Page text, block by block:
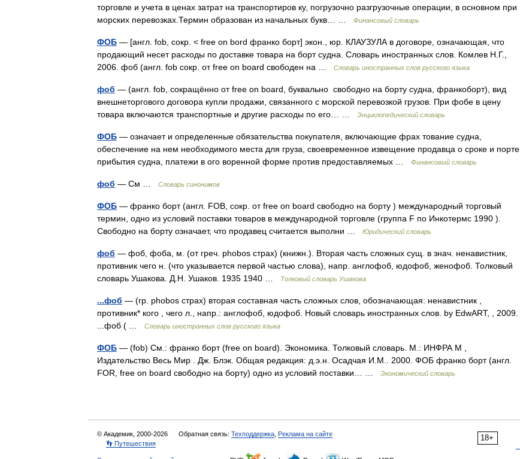
торговле и учета в ценах затрат на транспортиров ку, погрузочно разгрузочные операции, в основном при
морских перевозках.Термин образован из начальных букв… …
Финансовый словарь
ФОБ — [англ. fob, сокр. < free on bord франко борт] экон., юр. КЛАУЗУЛА в договоре, означающая, что
продающий несет расходы по доставке товара на борт судна. Словарь иностранных слов. Комлев Н.Г.,
2006. фоб (англ. fob сокр. от free on board свободен на …
Словарь иностранных слов русского языка
фоб — (англ. fob, сокращённо от free on board, буквально свободно на борту судна, франкоборт), вид
внешнеторгового договора купли продажи, связанного с морской перевозкой грузов. При фобе в цену
товара включаются транспортные и другие расходы по его… …
Энциклопедический словарь
ФОБ — означает и определенные обязательства покупателя, включающие фрах тование судна,
обеспечение на нем необходимого места для груза, своевременное извещение продавца о сроке и порте
прибытия судна, платежи в ого воренной форме против предоставляемых …
Финансовый словарь
фоб — См … Словарь синонимов
ФОБ — франко борт (англ. FOB, сокр. от free on board свободно на борту ) международный торговый
термин, одно из условий поставки товаров в международной торговле (группа F по Инкотермс 1990 ).
Свободно на борту означает, что продавец считается выполни …
Юридический словарь
фоб — фоб, фоба, м. (от греч. phobos страх) (книжн.). Вторая часть сложных сущ. в знач. ненавистник,
противник чего н. (что указывается первой частью слова), напр. англофоб, юдофоб, женофоб. Толковый
словарь Ушакова. Д.Н. Ушаков. 1935 1940 …
Толковый словарь Ушакова
...фоб — (гр. phobos страх) вторая составная часть сложных слов, обозначающая: ненавистник ,
противник* кого , чего л., напр.: англофоб, юдофоб. Новый словарь иностранных слов. by EdwART, , 2009.
...фоб ( …
Словарь иностранных слов русского языка
ФОБ — (fob) См.: франко борт (free on board). Экономика. Толковый словарь. М.: ИНФРА М ,
Издательство Весь Мир . Дж. Блэк. Общая редакция: д.э.н. Осадчая И.М.. 2000. ФОБ франко борт (англ.
FOR, free on board свободно на борту) одно из условий поставки… …
Экономический словарь
18+
© Академик, 2000-2026 Обратная связь: Техподдержка Реклама на сайте
👣 Путешествия